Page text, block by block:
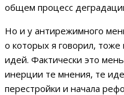
общем процесс
Но и у антирежимного
о которых я говорил,
идей. Фактически это
инерции те мнения, те
перестройки и начала